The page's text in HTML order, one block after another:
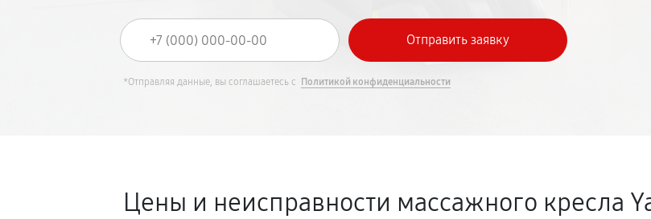
*Отправляя данные, вы соглашаетесь с Политикой конфиденциальности
Цены и неисправности массажного кресла